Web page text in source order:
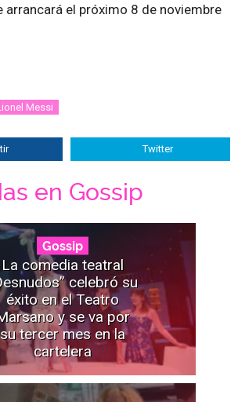
arrancará el próximo 8 de noviembre
Messi
Twitter
en Gossip
Gossip
La comedia teatral
celebró su
éxito en el Teatro
y se va por
su tercer mes en la
cartelera